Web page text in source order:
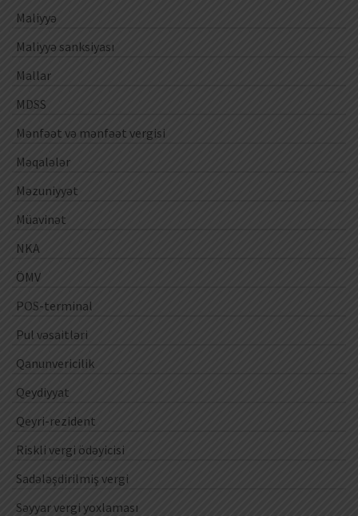
Maliyyə
Maliyyə sanksiyası
Mallar
MDSS
Mənfəət və mənfəət vergisi
Məqalələr
Məzuniyyət
Müavinət
NKA
ÖMV
POS-terminal
Pul vəsaitləri
Qanunvericilik
Qeydiyyat
Qeyri-rezident
Riskli vergi ödəyicisi
Sadələşdirilmiş vergi
Səyyar vergi yoxlaması